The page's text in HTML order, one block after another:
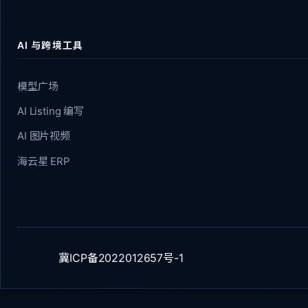
AI 与跨境工具
模型广场
AI Listing 编写
AI 图片视频
海云星 ERP
冀ICP备2022012657号-1